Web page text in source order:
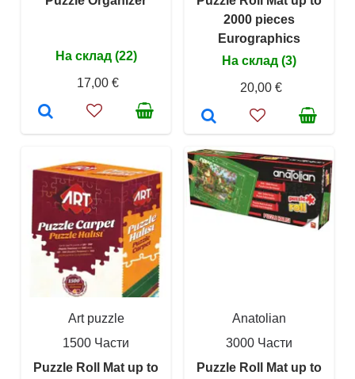
На склад (22)
17,00 €
2000 pieces
Eurographics
На склад (3)
20,00 €
Art puzzle
1500 Части
Puzzle Roll Mat up to
Anatolian
3000 Части
Puzzle Roll Mat up to